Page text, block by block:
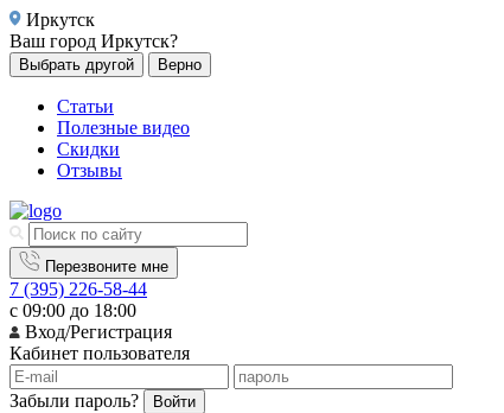
Иркутск
Ваш город Иркутск?
Выбрать другой Верно
Статьи
Полезные видео
Скидки
Отзывы
Перезвоните мне
7 (395) 226-58-44
с 09:00 до 18:00
Вход/Регистрация
Кабинет пользователя
Забыли пароль? Войти